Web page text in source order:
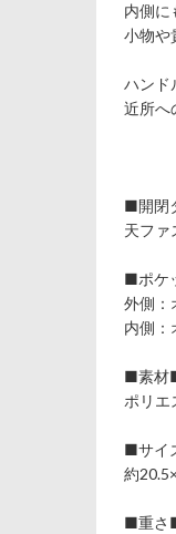
内側に
小物や
ハンド
近所へ
■開閉
天ファ
■ポケ
外側：
内側：
■素材
ポリエ
■サイ
約
■重さ